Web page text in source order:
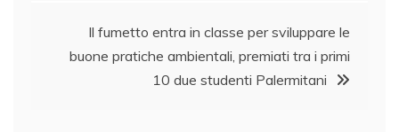
Il fumetto entra in classe per sviluppare le
buone pratiche ambientali, premiati tra i primi
10 due studenti Palermitani